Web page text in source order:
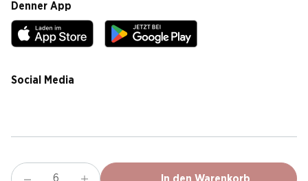
In den Warenkorb
Denner App
Social Media
Cookie EinstellungenRechtlichesDatenschutzImpressumAGB